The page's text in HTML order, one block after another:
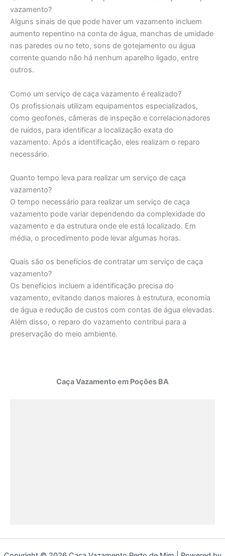
vazamento?
Alguns sinais de que pode haver um vazamento incluem
aumento repentino na conta de água, manchas de umidade
nas paredes ou no teto, sons de gotejamento ou água
corrente quando não há nenhum aparelho ligado, entre
outros.
Como um serviço de caça vazamento é realizado?
Os profissionais utilizam equipamentos especializados,
como geofones, câmeras de inspeção e correlacionadores
de ruídos, para identificar a localização exata do
vazamento. Após a identificação, eles realizam o reparo
necessário.
Quanto tempo leva para realizar um serviço de caça
vazamento?
O tempo necessário para realizar um serviço de caça
vazamento pode variar dependendo da complexidade do
vazamento e da estrutura onde ele está localizado. Em
média, o procedimento pode levar algumas horas.
Quais são os benefícios de contratar um serviço de caça
vazamento?
Os benefícios incluem a identificação precisa do
vazamento, evitando danos maiores à estrutura, economia
de água e redução de custos com contas de água elevadas.
Além disso, o reparo do vazamento contribui para a
preservação do meio ambiente.
Caça Vazamento em Poções BA